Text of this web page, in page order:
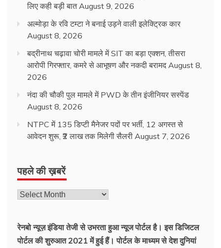
लिए कही बड़ी बात August 9, 2026
अल्मोड़ा के रवि टम्टा ने बनाई उड़ने वाली इलेक्ट्रिक कार
August 8, 2026
बद्रीनाथ चढ़ावा चोरी मामले में SIT का बड़ा एक्शन, तीसरा
आरोपी गिरफ्तार, कमरे से आभूषण और नकदी बरामद August 8,
2026
नंदा की चौकी पुल मामले में PWD के तीन इंजीनियर सस्पेंड
August 8, 2026
NTPC में 135 डिप्टी मैनेजर पदों पर भर्ती, 12 अगस्त से
आवेदन शुरू, ₹2 लाख तक मिलेगी सैलरी August 7, 2026
पहले की ख़बरें
रेनबो न्यूज़ इंडिया तेजी से उभरता हुआ न्‍यूज पोर्टल है। इस डिजिटल
पोर्टल की शुरुआत 2021 में हुई हैं। पोर्टल के माध्यम से देश दुनियां